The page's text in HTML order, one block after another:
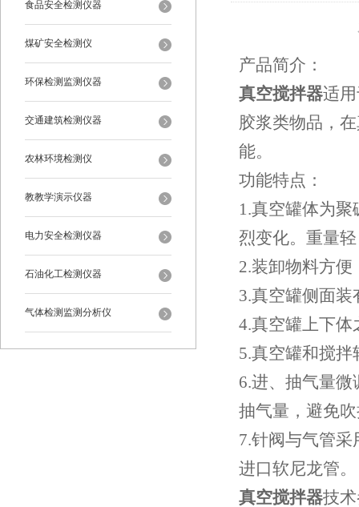
食品安全检测仪器
煤矿安全检测仪
环保检测监测仪器
交通建筑检测仪器
农林环境检测仪
教教学演示仪器
电力安全检测仪器
石油化工检测仪器
气体检测监测分析仪
产品简介：
真空搅拌器适
胶浆类物品，
能。
功能特点：
1.真空罐体为
烈变化。重量
2.装卸物料方便
3.真空罐侧面
4.真空罐上下
5.真空罐和搅
6.进、抽气量
抽气量，避免
7.针阀与气管
进口软尼龙管。
真空搅拌器技